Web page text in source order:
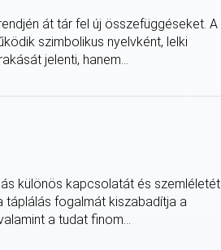
át tár fel új összefüggéseket. A
szimbolikus nyelvként, lelki
jelenti, hanem...
különös kapcsolatát és szemléletét
fogalmát kiszabadítja a
a tudat finom...